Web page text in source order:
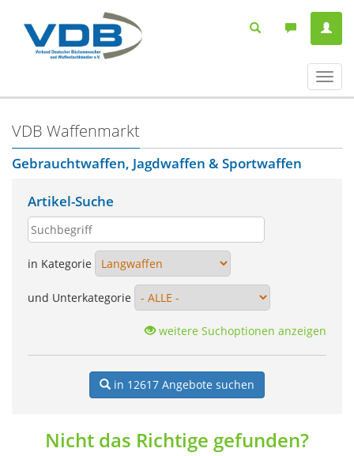
ein-/
VDB Waffenmarkt
Gebrauchtwaffen, Jagdwaffen & Sportwaffen
Artikel-Suche
in Kategorie
und Unterkategorie
weitere Suchoptionen anzeigen
in 12617 Angebote suchen
Nicht das Richtige gefunden?